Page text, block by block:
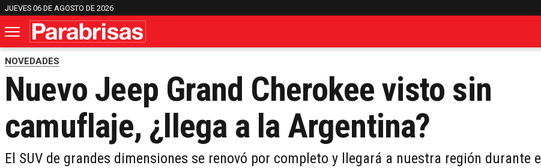
JUEVES 06 DE AGOSTO DE 2026
NOVEDADES
Nuevo Jeep Grand Cherokee visto sin
camuflaje, ¿llega a la Argentina?
El SUV de grandes dimensiones se renovó por completo y llegará a nuestra región durante el